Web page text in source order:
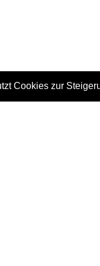
Cookies zur